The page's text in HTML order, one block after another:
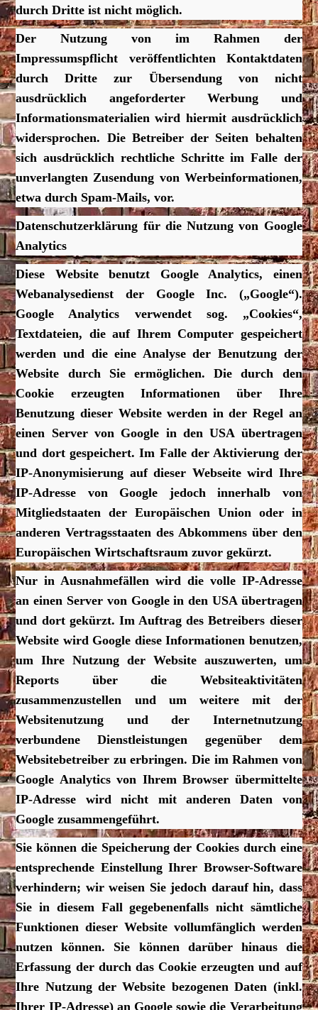
durch Dritte ist nicht möglich.
Der Nutzung von im Rahmen der
Impressumspflicht veröffentlichten Kontaktdaten
durch Dritte zur Übersendung von nicht
ausdrücklich angeforderter Werbung und
Informationsmaterialien wird hiermit ausdrücklich
widersprochen. Die Betreiber der Seiten behalten
sich ausdrücklich rechtliche Schritte im Falle der
unverlangten Zusendung von Werbeinformationen,
etwa durch Spam-Mails, vor.
Datenschutzerklärung für die Nutzung von Google
Analytics
Diese Website benutzt Google Analytics, einen
Webanalysedienst der Google Inc. („Google“).
Google Analytics verwendet sog. „Cookies“,
Textdateien, die auf Ihrem Computer gespeichert
werden und die eine Analyse der Benutzung der
Website durch Sie ermöglichen. Die durch den
Cookie erzeugten Informationen über Ihre
Benutzung dieser Website werden in der Regel an
einen Server von Google in den USA übertragen
und dort gespeichert. Im Falle der Aktivierung der
IP-Anonymisierung auf dieser Webseite wird Ihre
IP-Adresse von Google jedoch innerhalb von
Mitgliedstaaten der Europäischen Union oder in
anderen Vertragsstaaten des Abkommens über den
Europäischen Wirtschaftsraum zuvor gekürzt.
Nur in Ausnahmefällen wird die volle IP-Adresse
an einen Server von Google in den USA übertragen
und dort gekürzt. Im Auftrag des Betreibers dieser
Website wird Google diese Informationen benutzen,
um Ihre Nutzung der Website auszuwerten, um
Reports über die Websiteaktivitäten
zusammenzustellen und um weitere mit der
Websitenutzung und der Internetnutzung
verbundene Dienstleistungen gegenüber dem
Websitebetreiber zu erbringen. Die im Rahmen von
Google Analytics von Ihrem Browser übermittelte
IP-Adresse wird nicht mit anderen Daten von
Google zusammengeführt.
Sie können die Speicherung der Cookies durch eine
entsprechende Einstellung Ihrer Browser-Software
verhindern; wir weisen Sie jedoch darauf hin, dass
Sie in diesem Fall gegebenenfalls nicht sämtliche
Funktionen dieser Website vollumfänglich werden
nutzen können. Sie können darüber hinaus die
Erfassung der durch das Cookie erzeugten und auf
Ihre Nutzung der Website bezogenen Daten (inkl.
Ihrer IP-Adresse) an Google sowie die Verarbeitung